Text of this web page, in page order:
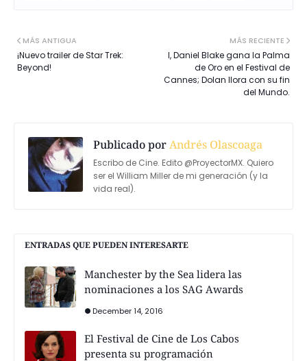
MÁS RECIENTE
I, Daniel Blake gana la Palma
de Oro en el Festival de
Cannes; Dolan llora con su fin
del Mundo.
MÁS ANTIGUA
¡Nuevo trailer de Star Trek:
Beyond!
Publicado porAndrés Olascoaga
Escribo de Cine. Edito @ProyectorMX. Quiero
ser el William Miller de mi generación (y la
vida real).
ENTRADAS QUE PUEDEN INTERESARTE
Manchester by the Sea lidera las
nominaciones a los SAG Awards
December 14, 2016
El Festival de Cine de Los Cabos
presenta su programación